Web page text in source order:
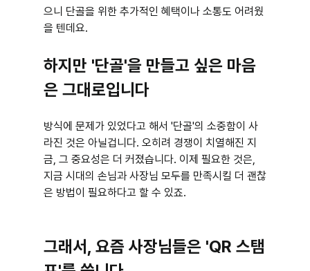
으니 단골을 위한 추가적인 혜택이나 소통도 어려웠
을 텐데요.
하지만 '단골'을 만들고 싶은 마음
은 그대로입니다
방식에 문제가 있었다고 해서 '단골'의 소중함이 사
라진 것은 아닐겁니다. 오히려 경쟁이 치열해진 지
금, 그 중요성은 더 커졌습니다. 이제 필요한 것은,
지금 시대의 손님과 사장님 모두를 만족시킬 더 괜찮
은 방법이 필요하다고 할 수 있죠.
그래서, 요즘 사장님들은 'QR 스탬